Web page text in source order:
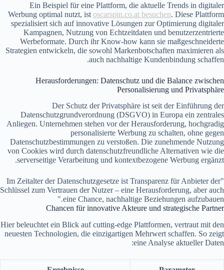
Ein Beispiel für eine Plattform, die aktuelle Trends in digitaler
Werbung optimal nutzt, ist oscarspin.co.at besuchen. Diese Plattform
spezialisiert sich auf innovative Lösungen zur Optimierung digitaler
Kampagnen, Nutzung von Echtzeitdaten und benutzerzentrierte
Werbeformate. Durch ihr Know-how kann sie maßgeschneiderte
Strategien entwickeln, die sowohl Markenbotschaften maximieren als
auch nachhaltige Kundenbindung schaffen.
Herausforderungen: Datenschutz und die Balance zwischen
Personalisierung und Privatsphäre
Der Schutz der Privatsphäre ist seit der Einführung der
Datenschutzgrundverordnung (DSGVO) in Europa ein zentrales
Anliegen. Unternehmen stehen vor der Herausforderung, hochgradig
personalisierte Werbung zu schalten, ohne gegen
Datenschutzbestimmungen zu verstoßen. Die zunehmende Nutzung
von Cookies wird durch datenschutzfreundliche Alternativen wie die
serverseitige Verarbeitung und kontextbezogene Werbung ergänzt.
"Im Zeitalter der Datenschutzgesetze ist Transparenz für Anbieter der
Schlüssel zum Vertrauen der Nutzer – eine Herausforderung, aber auch
eine Chance, nachhaltige Beziehungen aufzubauen."
Chancen für innovative Akteure und strategische Partner
Hier beleuchtet ein Blick auf cutting-edge Plattformen, vertraut mit den
neuesten Technologien, die einzigartigen Mehrwert schaffen. So zeigt
eine Analyse aktueller Daten: